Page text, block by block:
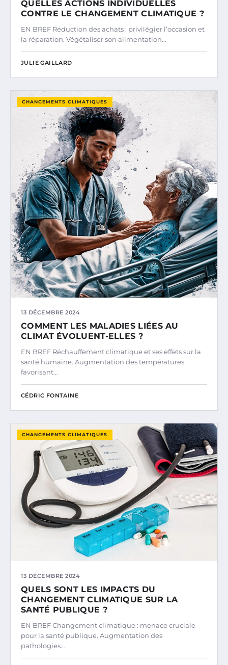
QUELLES ACTIONS INDIVIDUELLES
CONTRE LE CHANGEMENT CLIMATIQUE ?
EN BREF Réduction des achats : privilégier l’occasion et
la réparation. Végétaliser son alimentation…
JULIE GAILLARD
CHANGEMENTS CLIMATIQUES
13 DÉCEMBRE 2024
COMMENT LES MALADIES LIÉES AU
CLIMAT ÉVOLUENT-ELLES ?
EN BREF Réchauffement climatique et ses effets sur la
santé humaine. Augmentation des températures
favorisant…
CÉDRIC FONTAINE
CHANGEMENTS CLIMATIQUES
13 DÉCEMBRE 2024
QUELS SONT LES IMPACTS DU
CHANGEMENT CLIMATIQUE SUR LA
SANTÉ PUBLIQUE ?
EN BREF Changement climatique : menace cruciale
pour la santé publique. Augmentation des
pathologies…